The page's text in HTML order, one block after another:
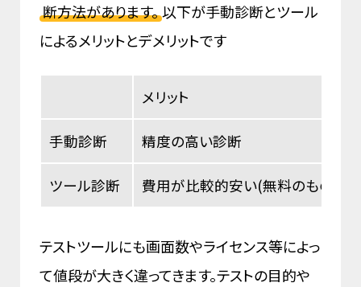
断方法があります。以下が手動診断とツール
によるメリットとデメリットです
メリット
手動診断 精度の高い診断
ツール診断 費用が比較的安い(無料のものも
テストツールにも画面数やライセンス等によっ
て値段が大きく違ってきます。テストの目的や